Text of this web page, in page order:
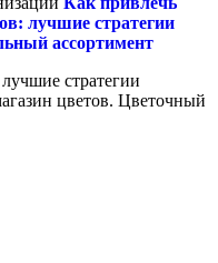
лучшие стратегии
ассортимент
стратегии
цветов. Цветочный